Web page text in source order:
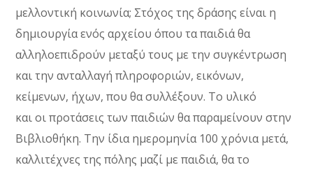
μελλοντική κοινωνία; Στόχος της δράσης είναι η
δημιουργία ενός αρχείου όπου τα παιδιά θα
αλληλοεπιδρούν μεταξύ τους με την συγκέντρωση
και την ανταλλαγή πληροφοριών, εικόνων,
κείμενων, ήχων, που θα συλλέξουν. Το υλικό
καιοιπροτάσειςτων παιδιών θαπαραμείνουν στην
Βιβλιοθήκη. Την ίδια ημερομηνία 100 χρόνια μετά,
καλλιτέχνες της πόλης μαζί με παιδιά, θα το